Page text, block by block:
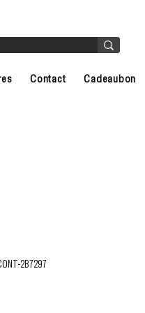
Contact Cadeaubon
2B7297